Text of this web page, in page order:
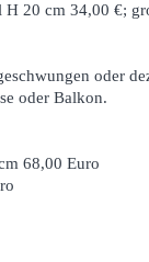
20 cm 34,00 €;
oder
oder Balkon.
68,00 Euro